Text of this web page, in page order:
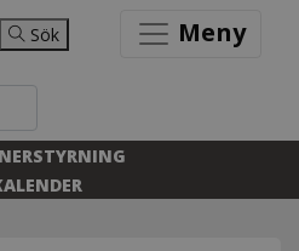
Sök Meny
STYRNING